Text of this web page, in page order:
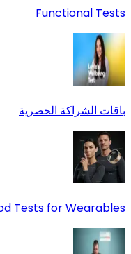
Functional Tests
باقات الشراكة الحصرية
Tests for Wearables